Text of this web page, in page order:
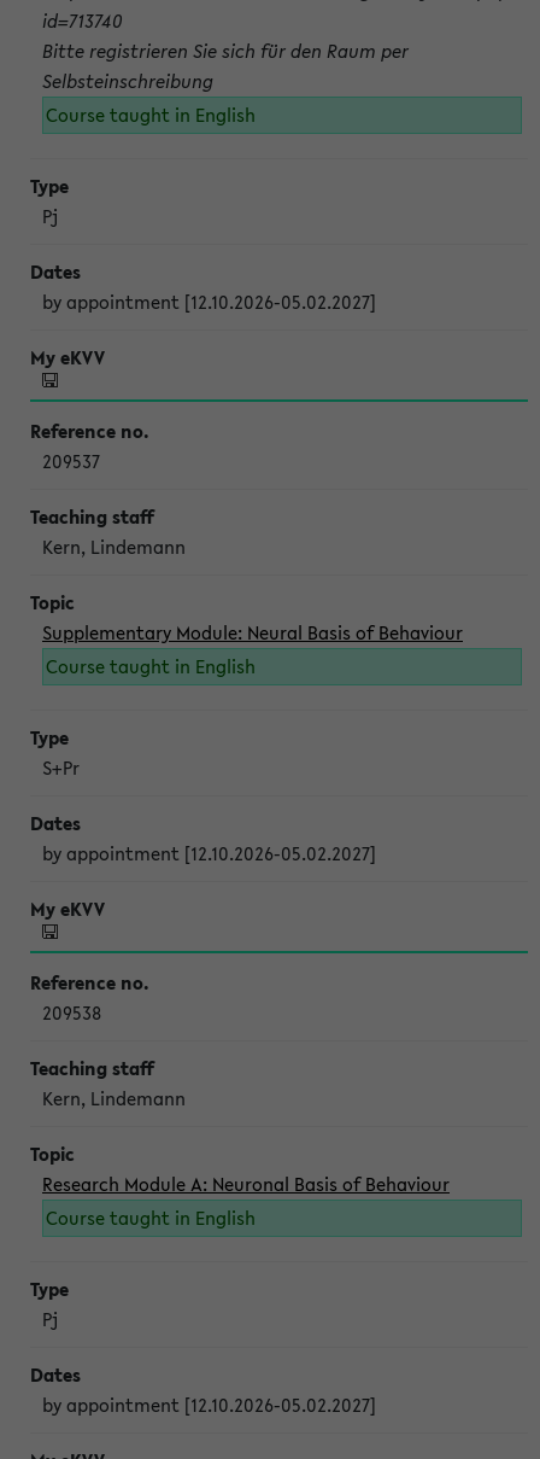
id=713740
Bitte registrieren Sie sich für den Raum per
Selbsteinschreibung
Course taught in English
Pj
by appointment [12.10.2026-05.02.2027]
209537
Kern, Lindemann
Supplementary Module: Neural Basis of Behaviour
Course taught in English
S+Pr
by appointment [12.10.2026-05.02.2027]
209538
Kern, Lindemann
Research Module A: Neuronal Basis of Behaviour
Course taught in English
Pj
by appointment [12.10.2026-05.02.2027]